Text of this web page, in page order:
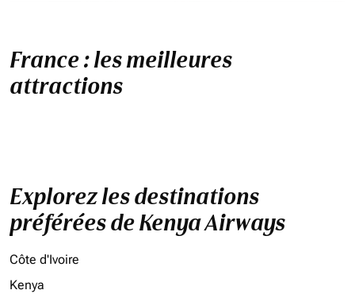
France : les meilleures
attractions
Explorez les destinations
préférées de Kenya Airways
Côte d'Ivoire
Kenya